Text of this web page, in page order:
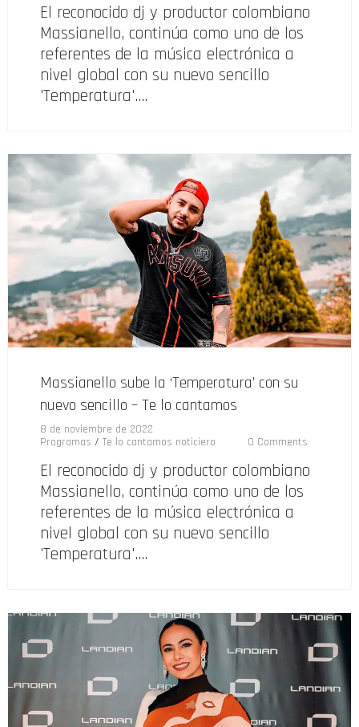
El reconocido dj y productor colombiano
Massianello, continúa como uno de los
referentes de la música electrónica a
nivel global con su nuevo sencillo
'Temperatura'.…
Massianello sube la ‘Temperatura’ con su
nuevo sencillo – Te lo cantamos
8 de noviembre de 2022
Programas / Te lo cantamos noticiero 0 Comments
El reconocido dj y productor colombiano
Massianello, continúa como uno de los
referentes de la música electrónica a
nivel global con su nuevo sencillo
'Temperatura'.…